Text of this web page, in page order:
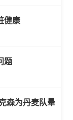
健康
题
森为丹麦队晕